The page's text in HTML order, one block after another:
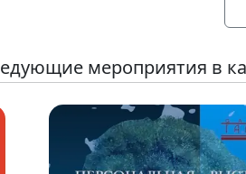
мероприятия в